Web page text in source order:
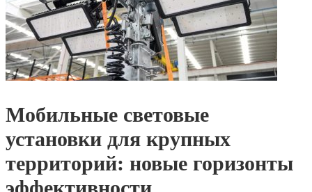
Мобильные световые
установки для крупных
территорий: новые горизонты